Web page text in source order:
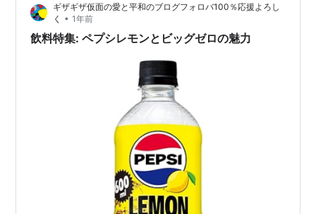
&「BLACK」どちらが好みなのか？／また飲んでもいい
と思うのはどちらか？ 「K…
ギザギザ仮面の愛と平和のブログフォロバ100％応援よろし
く • 1年前
飲料特集: ペプシレモンとビッグゼロの魅力